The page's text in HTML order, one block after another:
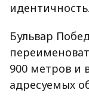
идентичность.
Бульвар
900 метров и
адресуемых